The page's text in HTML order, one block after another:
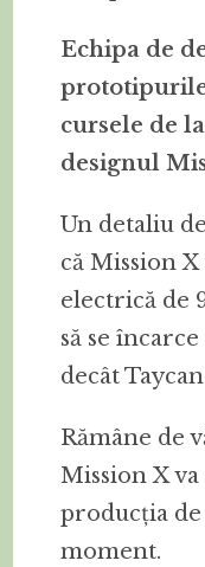
Echipa de
cursele de
designul
Un detaliu
că Mission
electrică de
să se
decât
Rămâne de
Mission X
producția
moment.